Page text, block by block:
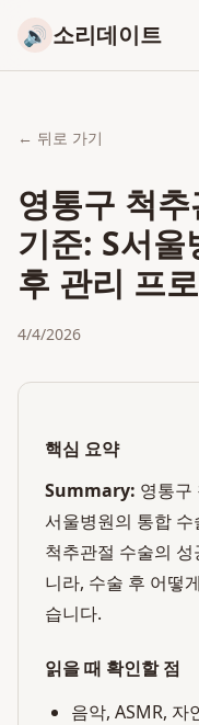
🔊 소리데이트
← 뒤로 가기
영통구 척
기준: S서
후 관리 프
4/4/2026
핵심 요약
Summary: 영통구
서울병원의 통합
척추관절 수술의
니라, 수술 후 어떻
습니다.
읽을 때 확인할 점
음악, ASMR, 자